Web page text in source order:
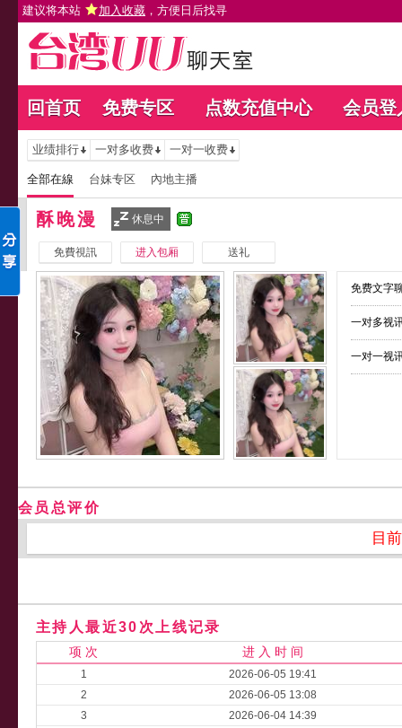
建议将本站 加入收藏 ，方便日后找寻
回首页 免费专区 点数充值中心 会员登
业绩排行 一对多收费 一对一收费
全部在線 台妹专区 內地主播
酥晚漫 休息中
免費視訊 进入包厢 送礼
免费文字
一对多视
一对一视
会员总评价
目
主持人最近30次上线记录
项 次 进 入 时 间
1
2026-06-05 19:41
2
2026-06-05 13:08
3
2026-06-04 14:39